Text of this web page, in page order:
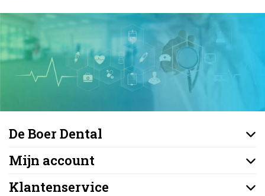
De Boer Dental
Mijn account
Klantenservice